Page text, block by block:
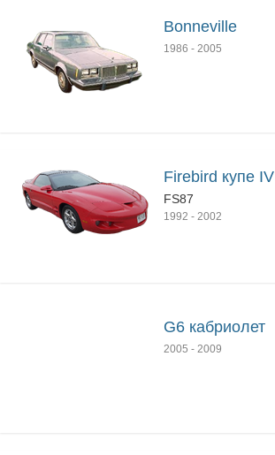
Bonneville
1986 - 2005
Firebird купе IV
FS87
1992 - 2002
G6 кабриолет
2005 - 2009